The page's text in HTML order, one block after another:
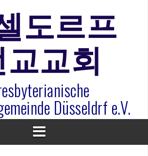
은퇴사-우선화 권사
가만히 머물기(요한복음 15:1-17) 손
훈목사
도르프
교회
Düsseldrf e.V.